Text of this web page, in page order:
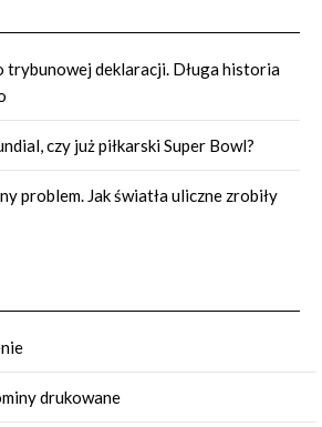
trybunowej deklaracji. Długa historia
czy już piłkarski Super Bowl?
problem. Jak światła uliczne zrobiły
drukowane